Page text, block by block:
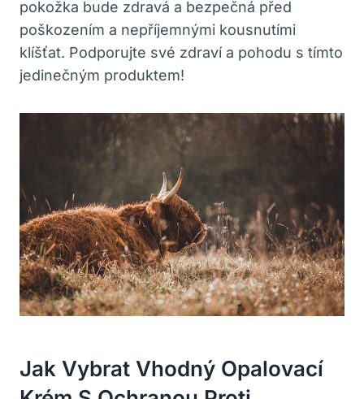
pokožka bude zdravá a bezpečná před
poškozením a nepříjemnými kousnutími
klíšťat. Podporujte své zdraví a pohodu s tímto
jedinečným produktem!
Jak Vybrat Vhodný Opalovací